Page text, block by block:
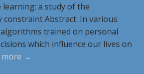
learning: a study of the
constraint Abstract: In various
trained on personal
which influence our lives on
more →